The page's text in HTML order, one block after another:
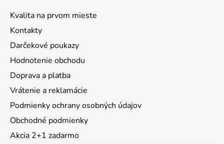
Kvalita na prvom mieste
Kontakty
Darčekové poukazy
Hodnotenie obchodu
Doprava a platba
Vrátenie a reklamácie
Podmienky ochrany osobných údajov
Obchodné podmienky
Akcia 2+1 zadarmo